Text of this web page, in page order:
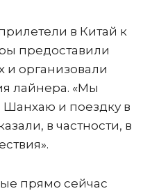
в Китай к
предоставили
и организовали
лайнера. «Мы
и поездку в
в частности, в
прямо сейчас